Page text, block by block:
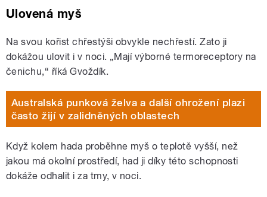
Ulovená myš
Na svou kořist chřestýši obvykle nechřestí. Zato ji
dokážou ulovit i v noci. „Mají výborné termoreceptory na
čenichu,“ říká Gvoždík.
Australská punková želva a další ohrožení plazi
často žijí v zalidněných oblastech
Když kolem hada proběhne myš o teplotě vyšší, než
jakou má okolní prostředí, had ji díky této schopnosti
dokáže odhalit i za tmy, v noci.